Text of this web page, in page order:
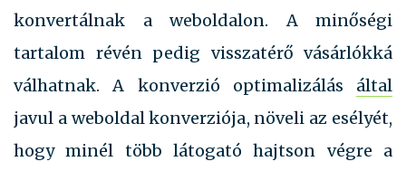
konvertálnak a weboldalon. A minőségi
tartalom révén pedig visszatérő vásárlókká
válhatnak. A konverzió optimalizálás által
javul a weboldal konverziója, növeli az esélyét,
hogy minél több látogató hajtson végre a